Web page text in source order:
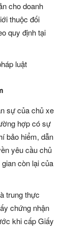
cho doanh
thuộc đối
quy định tại
luật
sự của chủ xe
hợp có sự
bảo hiểm, dẫn
yêu cầu chủ
còn lại của
trung thực
chứng nhận
khi cấp Giấy